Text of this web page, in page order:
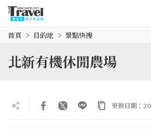
首頁 目的地 景點快搜
北新有機休閒農場
更新日期：